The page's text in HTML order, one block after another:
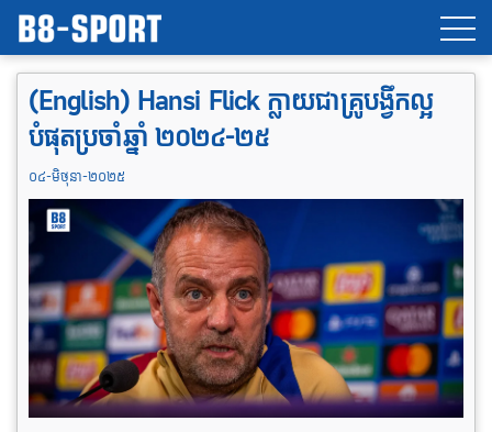
(English) Hansi Flick ក្លាយជាគ្រូបង្វឹកល្អ
បំផុតប្រចាំឆ្នាំ ២០២៤-២៥
០៤-មិថុនា-២០២៥